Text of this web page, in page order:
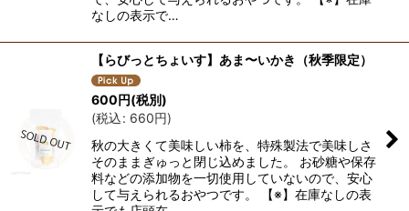
なしの表示で…
【らびっとちょいす】あま〜いかき（秋季限定）
600円(税別)
(税込: 660円)
秋の大きくて美味しい柿を、特殊製法で美味しさ
そのままぎゅっと閉じ込めました。 お砂糖や保存
料などの添加物を一切使用していないので、安心
して与えられるおやつです。 【※】在庫なしの表